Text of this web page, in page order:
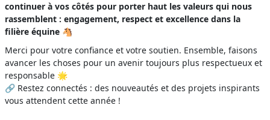
continuer à vos côtés pour porter haut les valeurs qui nous
rassemblent : engagement, respect et excellence dans la
filière équine 🐴
Merci pour votre confiance et votre soutien. Ensemble, faisons
avancer les choses pour un avenir toujours plus respectueux et
responsable 🌟
🔗 Restez connectés : des nouveautés et des projets inspirants
vous attendent cette année !